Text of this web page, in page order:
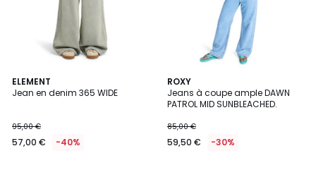
ELEMENT
Jean en denim 365 WIDE
95,00 €
57,00 € -40%
ROXY
Jeans à coupe ample DAWN
PATROL MID SUNBLEACHED.
85,00 €
59,50 € -30%